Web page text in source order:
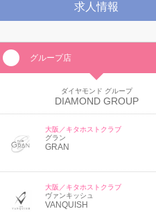
求人情報
グループ店
ダイヤモンド グループ
DIAMOND GROUP
大阪／キタホストクラブ
グラン
GRAN
大阪／キタホストクラブ
ヴァンキッシュ
VANQUISH